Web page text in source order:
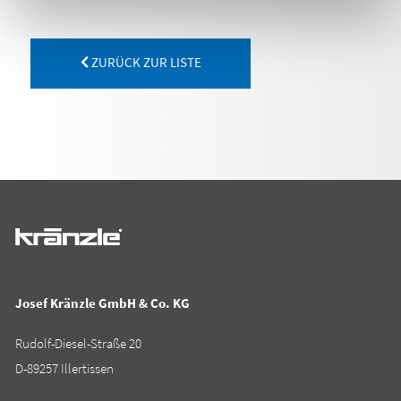
ZURÜCK ZUR LISTE
Josef Kränzle GmbH & Co. KG
Rudolf-Diesel-Straße 20
D-89257 Illertissen